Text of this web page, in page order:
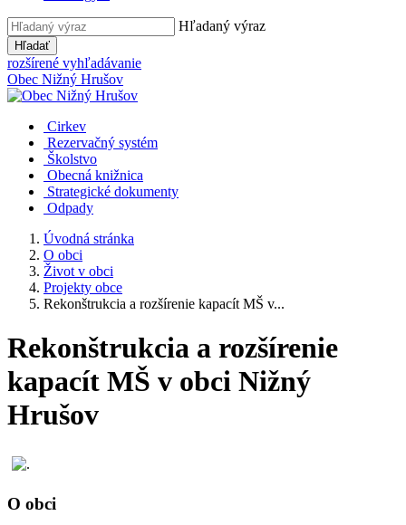
Hľadaný výraz
Hľadať
rozšírené vyhľadávanie
Obec Nižný Hrušov
Cirkev
Rezervačný systém
Školstvo
Obecná knižnica
Strategické dokumenty
Odpady
Úvodná stránka
O obci
Život v obci
Projekty obce
Rekonštrukcia a rozšírenie kapacít MŠ v...
Rekonštrukcia a rozšírenie
kapacít MŠ v obci Nižný
Hrušov
O obci